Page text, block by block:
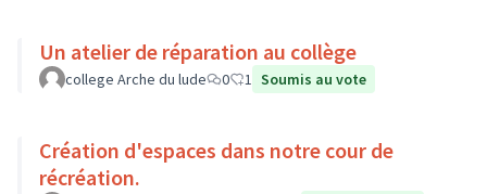
Un atelier de réparation au collège
college Arche du lude 0 1 Soumis au vote
Création d'espaces dans notre cour de
récréation.